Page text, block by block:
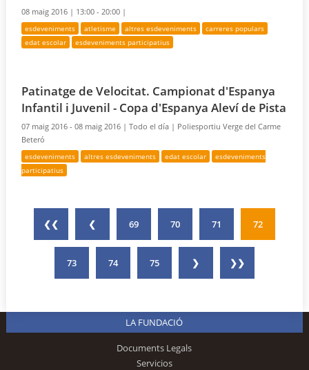
08 maig 2016 | 13:00 - 20:00 |
esdeveniments atletisme altres esdeveniments
carreres populars
edat escolar
esdeveniments participatius
Patinatge de Velocitat. Campionat d'Espanya
Infantil i Juvenil - Copa d'Espanya Aleví de Pista
07 maig 2016 - 08 maig 2016 |Todo el día | Poliesportiu Verge del Carme
Beteró
esdeveniments altres esdeveniments edat escolar
esdeveniments
participatius
❮❮ ❮ 69 70 71 72
73 74 75 ❯ ❯❯
LA FUNDACIÓ
Documents Legals
Servicios